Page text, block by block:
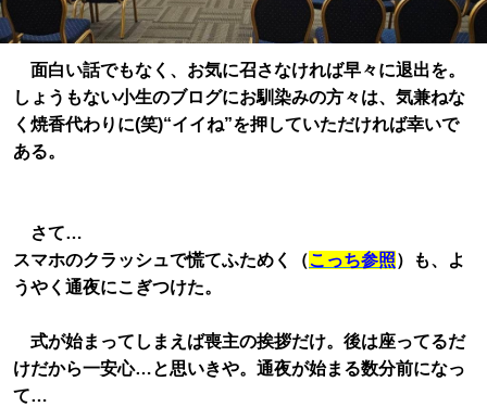
面白い話でもなく、お気に召さなければ早々に退出を。
しょうもない小生のブログにお馴染みの方々は、気兼ねな
く焼香代わりに(笑)“イイね”を押していただければ幸いで
ある。
さて…
スマホのクラッシュで慌てふためく（こっち参照）も、よ
うやく通夜にこぎつけた。
式が始まってしまえば喪主の挨拶だけ。後は座ってるだ
けだから一安心…と思いきや。通夜が始まる数分前になっ
て…